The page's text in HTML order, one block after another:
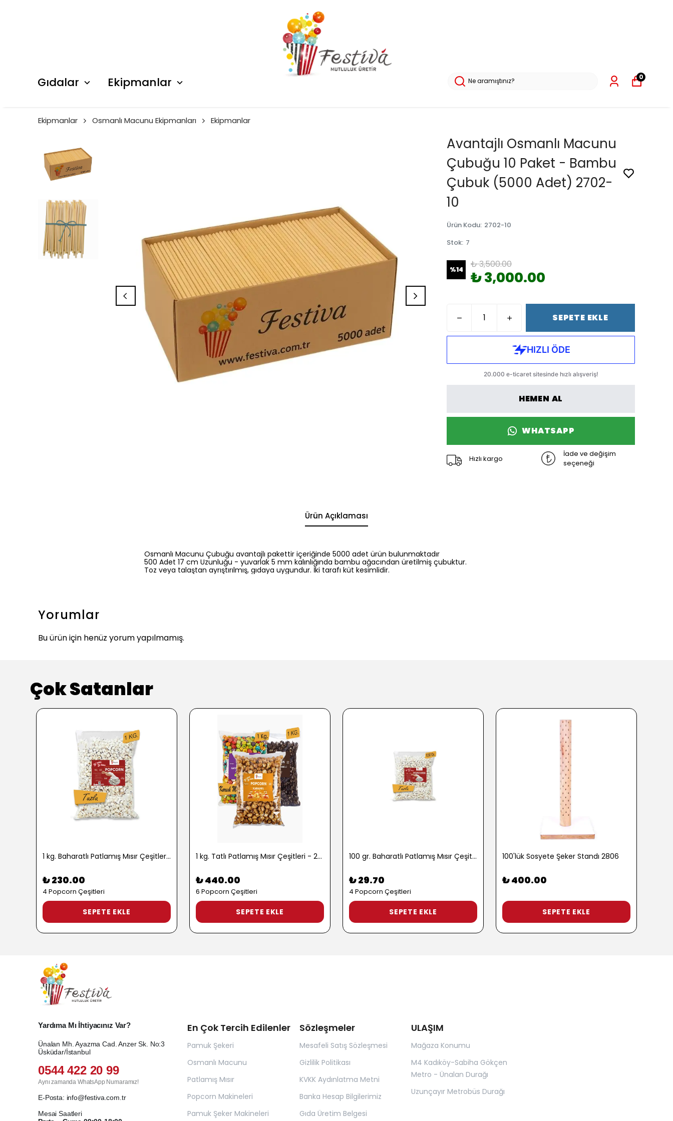
Gıdalar Ekipmanlar 0
Ekipmanlar Osmanlı Macunu Ekipmanları Ekipmanlar
Avantajlı Osmanlı Macunu
Çubuğu 10 Paket - Bambu
Çubuk (5000 Adet) 2702-
10
Ürün Kodu: 2702-10
Stok: 7
%14 ₺ 3,500.00
₺ 3,000.00
SEPETE EKLE
HEMEN AL
WHATSAPP
Hızlı kargo
İade ve değişim
seçeneği
Ürün Açıklaması
Osmanlı Macunu Çubuğu avantajlı pakettir içeriğinde 5000 adet ürün bulunmaktadır
500 Adet 17 cm Uzunluğu - yuvarlak 5 mm kalınlığında bambu ağacından üretilmiş çubuktur.
Toz veya talaştan ayrıştırılmış, gıdaya uygundur. İki tarafı küt kesimlidir.
Yorumlar
Bu ürün için henüz yorum yapılmamış.
Çok Satanlar
1 kg. Baharatlı Patlamış Mısır Çeşitleri - 2724
₺ 230.00
4 Popcorn Çeşitleri
SEPETE EKLE
1 kg. Tatlı Patlamış Mısır Çeşitleri - 2722
₺ 440.00
6 Popcorn Çeşitleri
SEPETE EKLE
100 gr. Baharatlı Patlamış Mısır Çeşitleri - 2762-3
₺ 29.70
4 Popcorn Çeşitleri
SEPETE EKLE
100'lük Sosyete Şeker Standı 2806
₺ 400.00
SEPETE EKLE
En Çok Tercih Edilenler
Pamuk Şekeri
Osmanlı Macunu
Patlamış Mısır
Popcorn Makineleri
Pamuk Şeker Makineleri
Sözleşmeler
Mesafeli Satış Sözleşmesi
Gizlilik Politikası
KVKK Aydınlatma Metni
Banka Hesap Bilgilerimiz
Gıda Üretim Belgesi
ULAŞIM
Mağaza Konumu
M4 Kadıköy-Sabiha Gökçen
Metro - Ünalan Durağı
Uzunçayır Metrobüs Durağı
Yardıma Mı İhtiyacınız Var?
Ünalan Mh. Ayazma Cad. Anzer Sk. No:3
Üsküdar/İstanbul
0544 422 20 99
Aynı zamanda WhatsApp Numaramız!
E-Posta: info@festiva.com.tr
Mesai Saatleri